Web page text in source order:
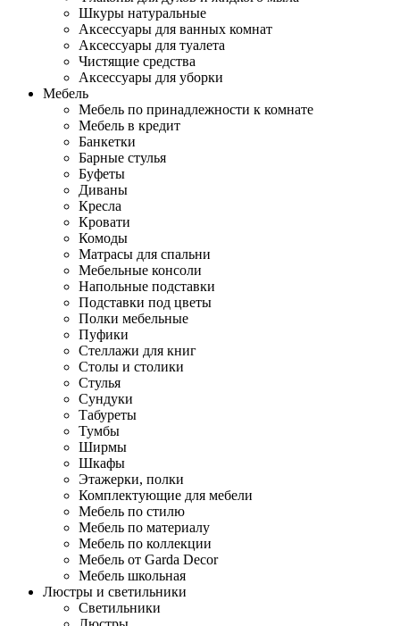
Шкуры натуральные
Аксессуары для ванных комнат
Аксессуары для туалета
Чистящие средства
Аксессуары для уборки
Мебель
Мебель по принадлежности к комнате
Мебель в кредит
Банкетки
Барные стулья
Буфеты
Диваны
Кресла
Кровати
Комоды
Матрасы для спальни
Мебельные консоли
Напольные подставки
Подставки под цветы
Полки мебельные
Пуфики
Стеллажи для книг
Столы и столики
Стулья
Сундуки
Табуреты
Тумбы
Ширмы
Шкафы
Этажерки, полки
Комплектующие для мебели
Мебель по стилю
Мебель по материалу
Мебель по коллекции
Мебель от Garda Decor
Мебель школьная
Люстры и светильники
Светильники